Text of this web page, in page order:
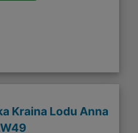
Kraina Lodu Anna